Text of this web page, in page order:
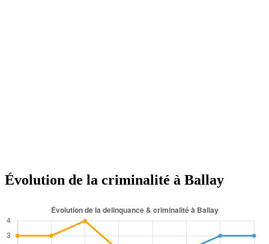
Évolution de la criminalité à Ballay